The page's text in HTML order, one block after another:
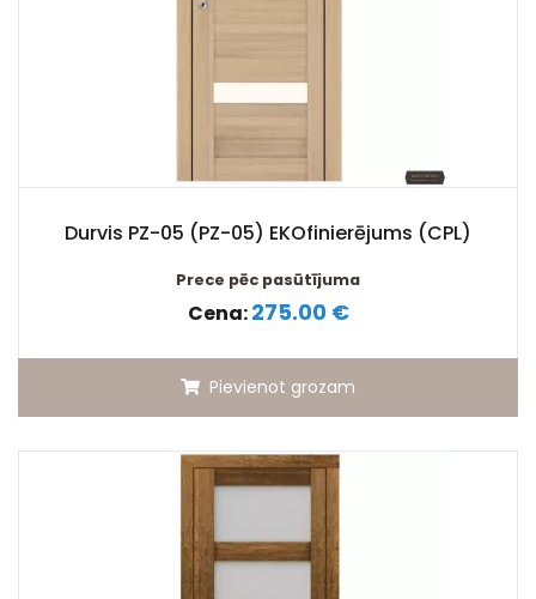
Durvis PZ-05 (PZ-05) EKOfinierējums (CPL)
Prece pēc pasūtījuma
Cena:275.00 €
Pievienot grozam